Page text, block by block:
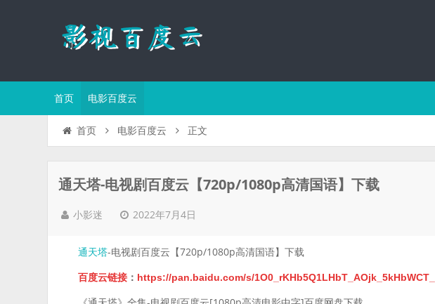
首页 电影百度云
首页 电影百度云 正文
通天塔-电视剧百度云【720p/1080p高清国语】下载
小影迷 2022年7月4日
通天塔-电视剧百度云【720p/1080p高清国语】下载
百度云链接 ： https://pan.baidu.com/s/